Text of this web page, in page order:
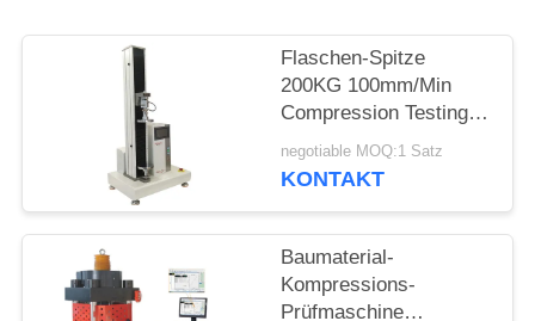
Flaschen-Spitze
200KG 100mm/Min
Compression Testing
Machine
negotiable MOQ:1 Satz
KONTAKT
Baumaterial-
Kompressions-
Prüfmaschine